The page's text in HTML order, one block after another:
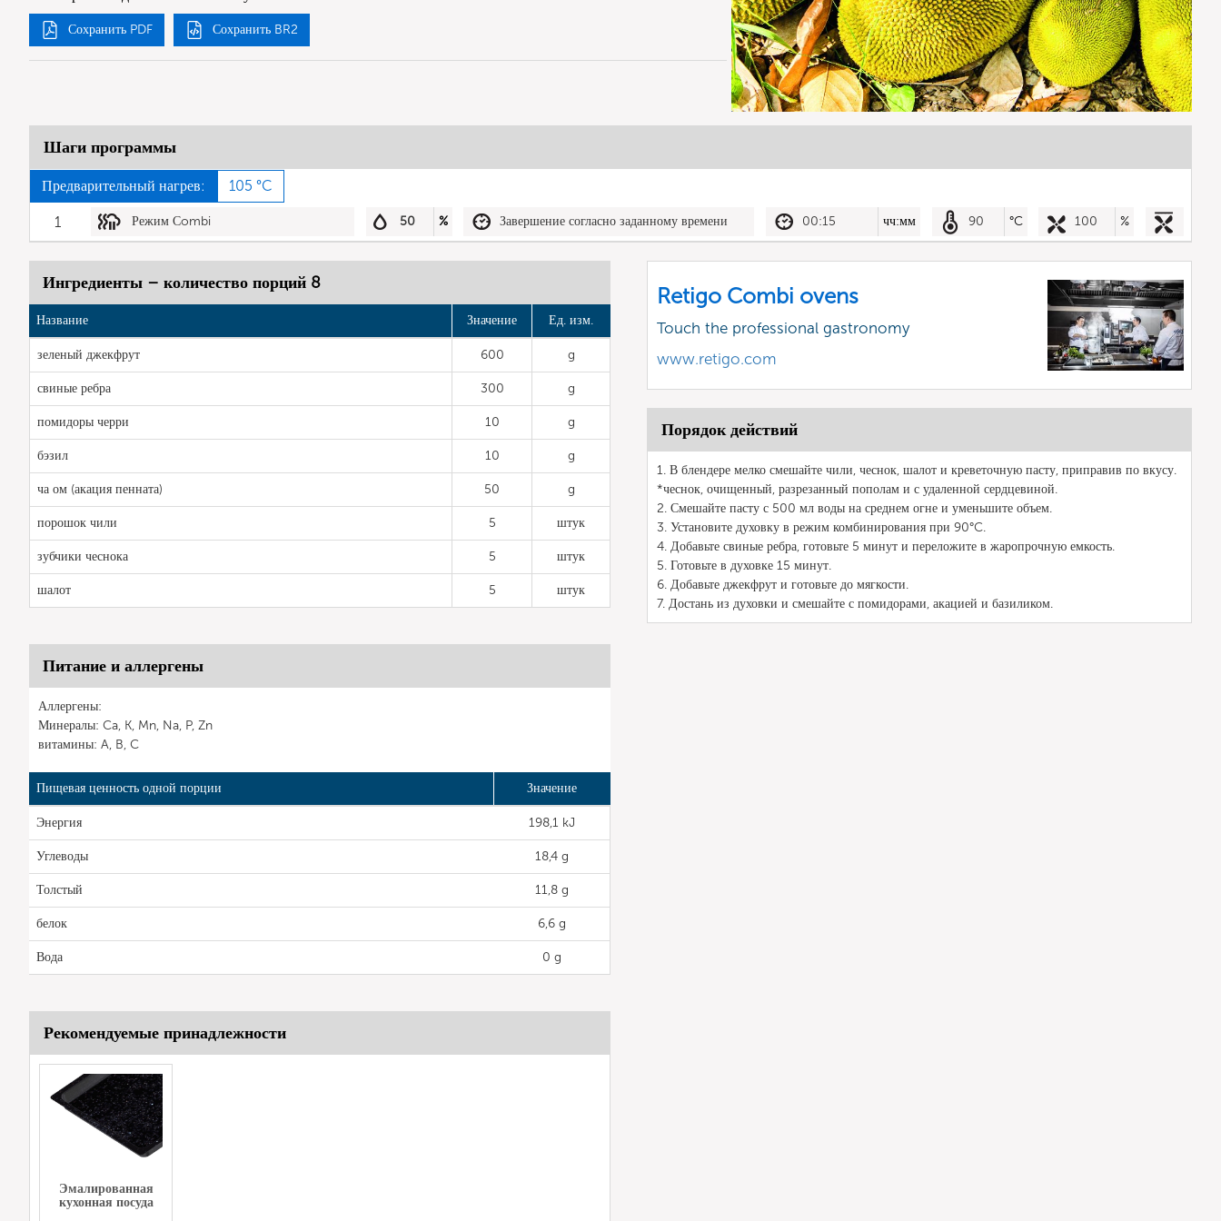
Сохранить PDF Сохранить BR2
Шаги программы
Предварительный нагрев: 105 °C
1 Режим Сombi 50 % Завершение согласно заданному времени 00:15 чч:мм 90 °C 100 %
Ингредиенты – количество порций 8
Название Значение Ед. изм.
зеленый джекфрут 600 g
свиные ребра 300 g
помидоры черри 10 g
бэзил 10 g
ча ом (акация пенната) 50 g
порошок чили 5 штук
зубчики чеснока 5 штук
шалот 5 штук
Питание и аллергены
Аллергены:
Минералы: Ca, K, Mn, Na, P, Zn
витамины: A, B, C
Пищевая ценность одной порции Значение
Энергия 198,1 kJ
Углеводы 18,4 g
Толстый 11,8 g
белок 6,6 g
Вода 0 g
Retigo Combi ovens
Touch the professional gastronomy
www.retigo.com
Порядок действий
1. В блендере мелко смешайте чили, чеснок, шалот и креветочную пасту, приправив по вкусу.
*чеснок, очищенный, разрезанный пополам и с удаленной сердцевиной.
2. Смешайте пасту с 500 мл воды на среднем огне и уменьшите объем.
3. Установите духовку в режим комбинирования при 90°C.
4. Добавьте свиные ребра, готовьте 5 минут и переложите в жаропрочную емкость.
5. Готовьте в духовке 15 минут.
6. Добавьте джекфрут и готовьте до мягкости.
7. Достань из духовки и смешайте с помидорами, акацией и базиликом.
Рекомендуемые принадлежности
Эмалированная
кухонная посуда